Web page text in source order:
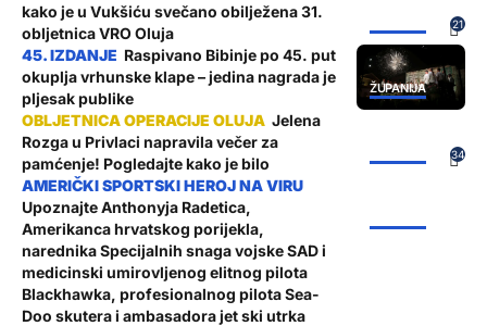
21
kako je u Vukšiću svečano obilježena 31.
obljetnica VRO Oluja
ŽUPANIJA
Raspivano Bibinje po 45. put
okuplja vrhunske klape – jedina nagrada je
pljesak publike
34
Jelena
Rozga u Privlaci napravila večer za
pamćenje! Pogledajte kako je bilo
Upoznajte Anthonyja Radetica,
Amerikanca hrvatskog porijekla,
narednika Specijalnih snaga vojske SAD i
medicinski umirovljenog elitnog pilota
Blackhawka, profesionalnog pilota Sea-
Doo skutera i ambasadora jet ski utrka